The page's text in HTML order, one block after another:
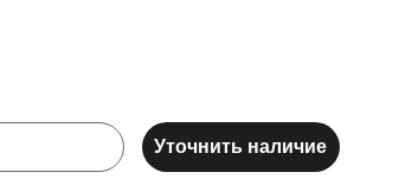
Уточнить наличие